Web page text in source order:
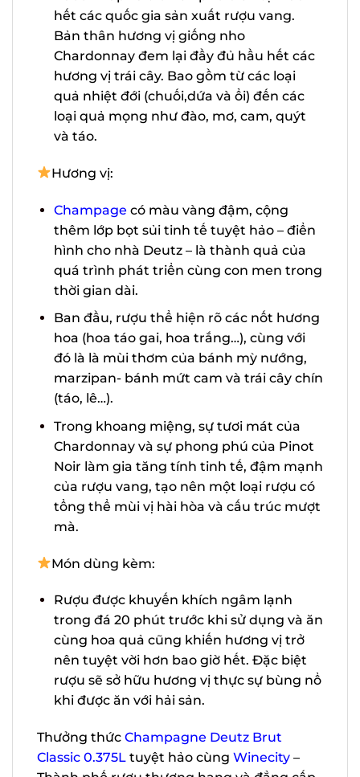
miền đông nước Pháp và trở nên phổ
biến tại hầu hết các quốc gia sản xuất
rượu vang. Bản thân hương vị giống
nho Chardonnay đem lại đầy đủ hầu
hết các hương vị trái cây. Bao gồm từ
các loại quả nhiệt đới (chuối,dứa và ổi)
đến các loại quả mọng như đào, mơ,
Champagecó màu vàng đậm, cộng
thêm lớp bọt sủi tinh tế tuyệt hảo –
điển hình cho nhà Deutz – là thành quả
của quá trình phát triển cùng con men
trong thời gian dài.
Ban đầu, rượu thể hiện rõ các nốt
hương hoa (hoa táo gai, hoa trắng…),
cùng với đó là là mùi thơm của bánh
mỳ nướng, marzipan- bánh mứt cam
Trong khoang miệng, sự tươi mát của
Chardonnay và sự phong phú của
Pinot Noir làm gia tăng tính tinh tế,
đậm mạnh của rượu vang, tạo nên
một loại rượu có tổng thể mùi vị hài
Rượu được khuyến khích ngâm lạnh
trong đá 20 phút trước khi sử dụng và
ăn cùng hoa quả cũng khiến hương vị
trở nên tuyệt vời hơn bao giờ hết. Đặc
biệt rượu sẽ sở hữu hương vị thực sự
Thưởng thức Champagne Deutz Brut
Classic 0.375Ltuyệt hảo cùng Winecity –